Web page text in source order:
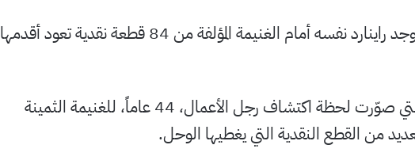
وبعد ساعتين من البحث وجد راينارد نفسه أمام الغنيمة المؤلفة من 84 قطعة نقدية تعود أقدمها
وأظهرت لقطات الفيديو التي صوّرت لحظة اكتشاف رجل الأعمال، 44 عاماً، للغنيمة الثمينة
من القطع النقدية التي يغطيها الوحل.